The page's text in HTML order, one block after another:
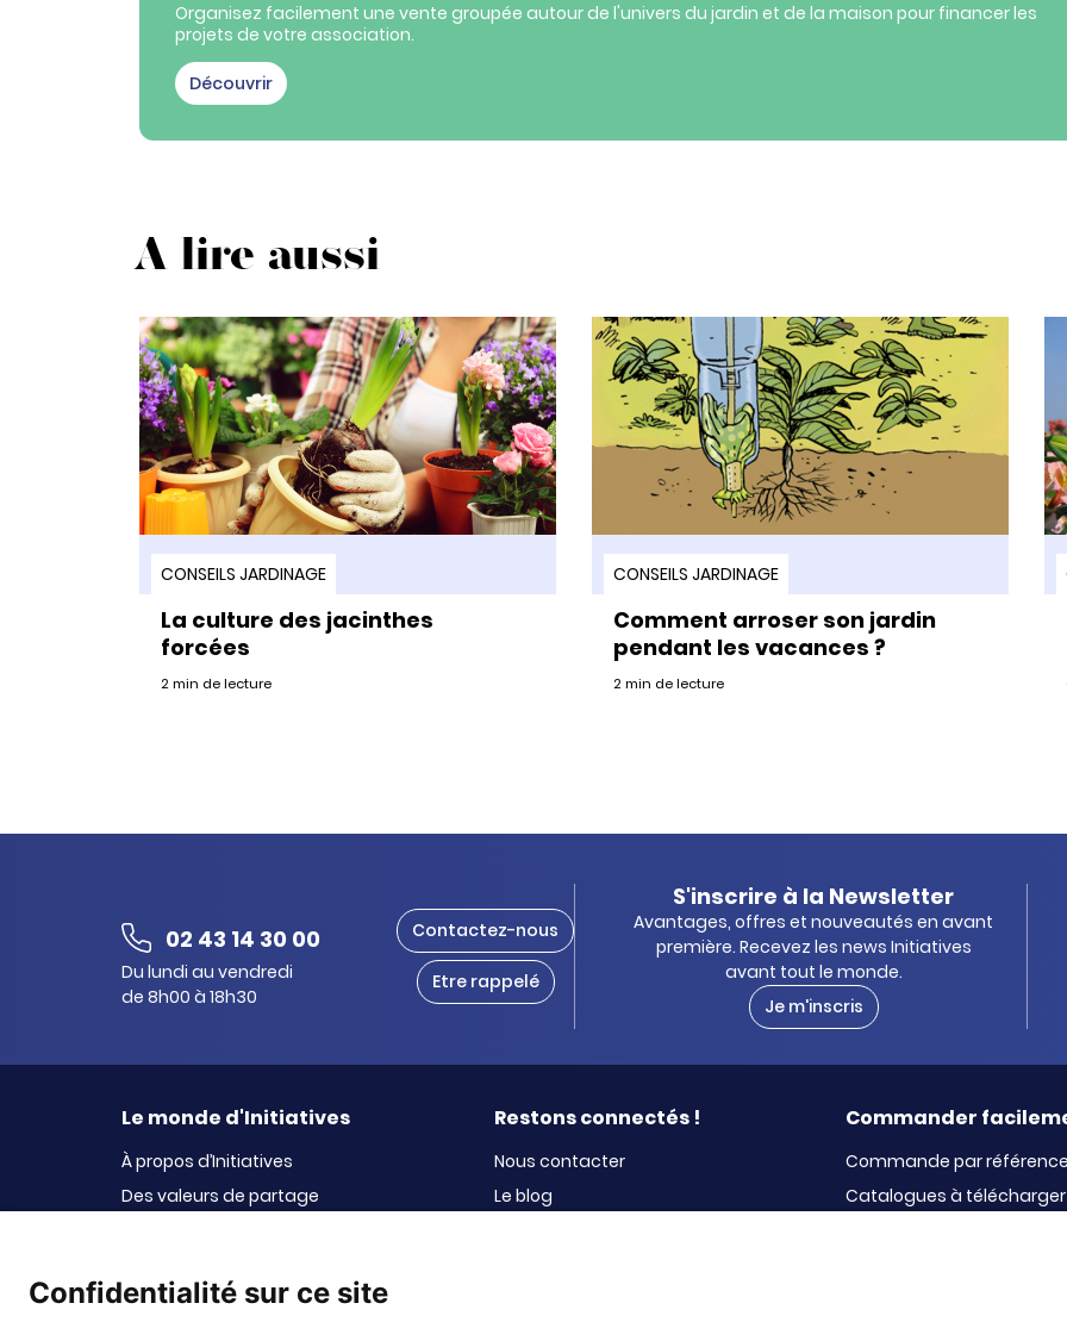
Organisez facilement une vente groupée autour de l'univers du jardin et de la maison pour financer les
projets de votre association.
Découvrir
A lire aussi
CONSEILS JARDINAGE
La culture des jacinthes
forcées
2 min de lecture
CONSEILS JARDINAGE
Comment arroser son jardin
pendant les vacances ?
2 min de lecture
02 43 14 30 00
Du lundi au vendredi
de 8h00 à 18h30
Contactez-nous
Etre rappelé
S'inscrire à la Newsletter
Avantages, offres et nouveautés en avant
première. Recevez les news Initiatives
avant tout le monde.
Je m'inscris
Le monde d'Initiatives
À propos d’Initiatives
Des valeurs de partage
Enquête de satisfaction
Restons connectés !
Nous contacter
Le blog
Commander
Commande par
Catalogues à télécharger
Confidentialité sur ce site